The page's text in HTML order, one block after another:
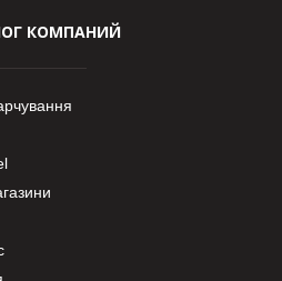
КОМПАНИЙ